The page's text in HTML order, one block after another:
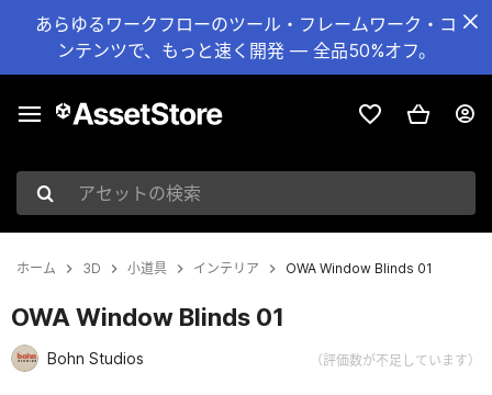
あらゆるワークフローのツール・フレームワーク・コ
ンテンツで、もっと速く開発 — 全品50%オフ。
アセットの検索
ホーム 3D 小道具 インテリア OWA Window Blinds 01
OWA Window Blinds 01
Bohn Studios （評価数が不足しています）